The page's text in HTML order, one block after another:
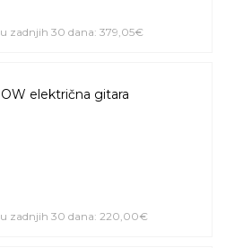
zadnjih 30 dana: 379,05€
električna gitara
u zadnjih 30 dana: 220,00€